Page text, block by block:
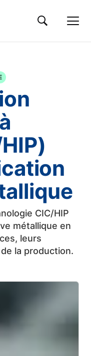
CIC/HIP
métallique en
leurs
la production.